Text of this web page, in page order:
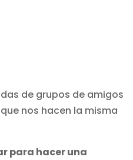
de grupos de amigos
nos hacen la misma
para hacer una